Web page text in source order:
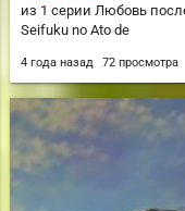
из 1 серии Любовь
Seifuku no Ato de
4 года назад 72 просмотра